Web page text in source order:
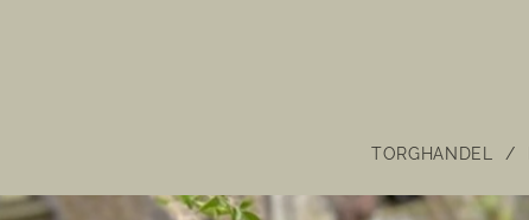
TORGHANDEL